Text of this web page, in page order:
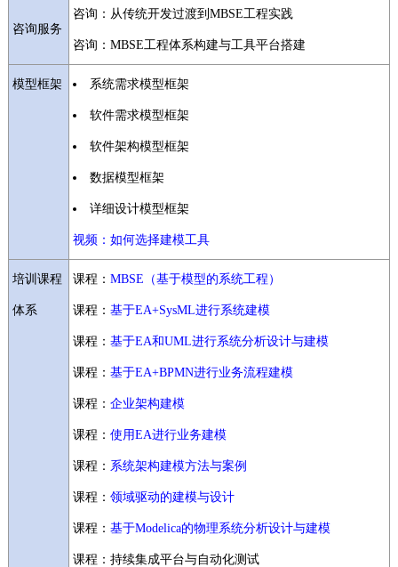
咨询服务
咨询：从传统开发过渡到MBSE工程实践
咨询：MBSE工程体系构建与工具平台搭建
模型框架 系统需求模型框架
软件需求模型框架
软件架构模型框架
数据模型框架
详细设计模型框架
视频：如何选择建模工具
培训课程
体系
课程： MBSE（基于模型的系统工程）
课程： 基于EA+SysML进行系统建模
课程： 基于EA和UML进行系统分析设计与建模
课程： 基于EA+BPMN进行业务流程建模
课程： 企业架构建模
课程： 使用EA进行业务建模
课程： 系统架构建模方法与案例
课程： 领域驱动的建模与设计
课程： 基于Modelica的物理系统分析设计与建模
课程：持续集成平台与自动化测试